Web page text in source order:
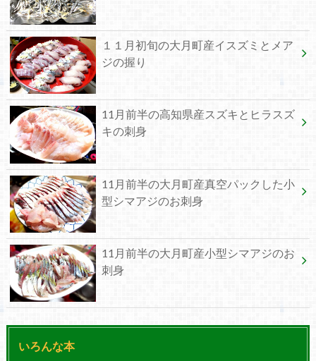
１１月初旬の大月町産イスズミとメア
ジの握り
11月前半の高知県産スズキとヒラスズ
キの刺身
11月前半の大月町産真空パックした小
型シマアジのお刺身
11月前半の大月町産小型シマアジのお
刺身
いろんな本